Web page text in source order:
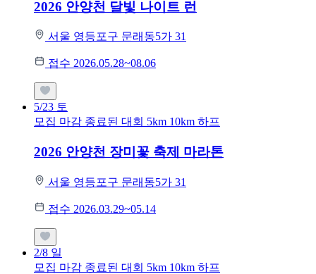
2026 안양천 달빛 나이트 런
서울 영등포구 문래동5가 31
접수 2026.05.28~08.06
5/23 토
모집 마감 종료된 대회 5km 10km 하프
2026 안양천 장미꽃 축제 마라톤
서울 영등포구 문래동5가 31
접수 2026.03.29~05.14
2/8 일
모집 마감 종료된 대회 5km 10km 하프